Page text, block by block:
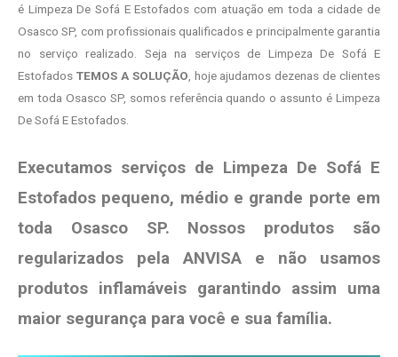
é Limpeza De Sofá E Estofados com atuação em toda a cidade de
Osasco SP, com profissionais qualificados e principalmente garantia
no serviço realizado. Seja na serviços de Limpeza De Sofá E
Estofados TEMOS A SOLUÇÃO , hoje ajudamos dezenas de clientes
em toda Osasco SP, somos referência quando o assunto é Limpeza
De Sofá E Estofados.
Executamos serviços de Limpeza De Sofá E
Estofados pequeno, médio e grande porte em
toda Osasco SP. Nossos produtos são
regularizados pela ANVISA e não usamos
produtos inflamáveis garantindo assim uma
maior segurança para você e sua família.